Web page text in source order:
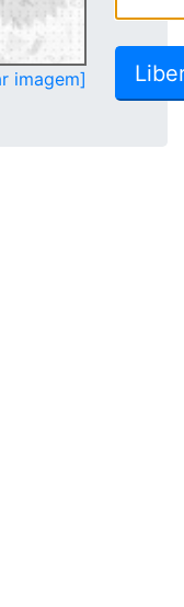
imagem]